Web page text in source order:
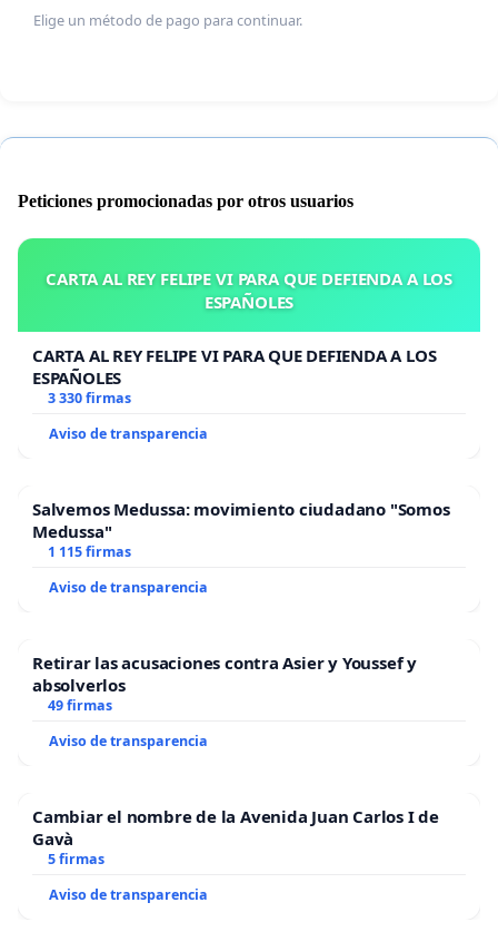
Elige un método de pago para continuar.
Peticiones promocionadas por otros usuarios
CARTA AL REY FELIPE VI PARA QUE DEFIENDA A LOS
ESPAÑOLES
CARTA AL REY FELIPE VI PARA QUE DEFIENDA A LOS
ESPAÑOLES
3 330 firmas
Aviso de transparencia
Salvemos Medussa: movimiento ciudadano "Somos
Medussa"
1 115 firmas
Aviso de transparencia
Retirar las acusaciones contra Asier y Youssef y
absolverlos
49 firmas
Aviso de transparencia
Cambiar el nombre de la Avenida Juan Carlos I de
Gavà
5 firmas
Aviso de transparencia